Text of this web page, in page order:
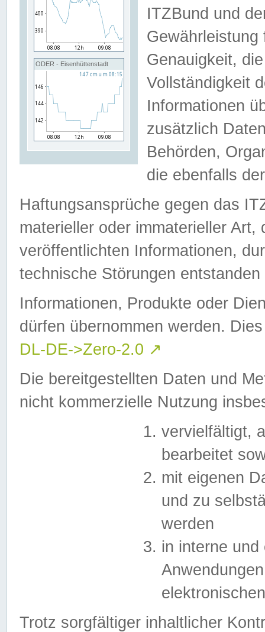
ODER - Eisenhüttenstadt
ITZBund und
Genauigkeit,
Vollständigkeit
Informationen
zusätzlich
Behörden,
die ebenfalls
Haftungsansprüche gegen das
materieller oder immaterieller
veröffentlichten Informationen,
technische Störungen
Informationen, Produkte oder
dürfen übernommen werden.
DL-DE->Zero-2.0 ↗
Die bereitgestellten Daten und
nicht kommerzielle Nutzung
vervielfältigt,
bearbeitet
mit eigenen
und zu
werden
in interne
Trotz sorgfältiger inhaltlicher